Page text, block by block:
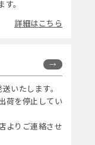
。
詳細はこちら
いたします。
荷を停止してい
よりご連絡させ